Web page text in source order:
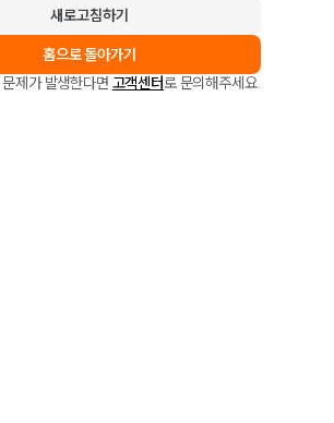
새로고침하기
홈으로 돌아가기
제가 발생한다면 고객센터로 문의해주세요.